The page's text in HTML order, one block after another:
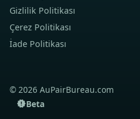
Gizlilik Politikası
Çerez Politikası
İade Politikası
© 2026 AuPairBureau.com
Beta